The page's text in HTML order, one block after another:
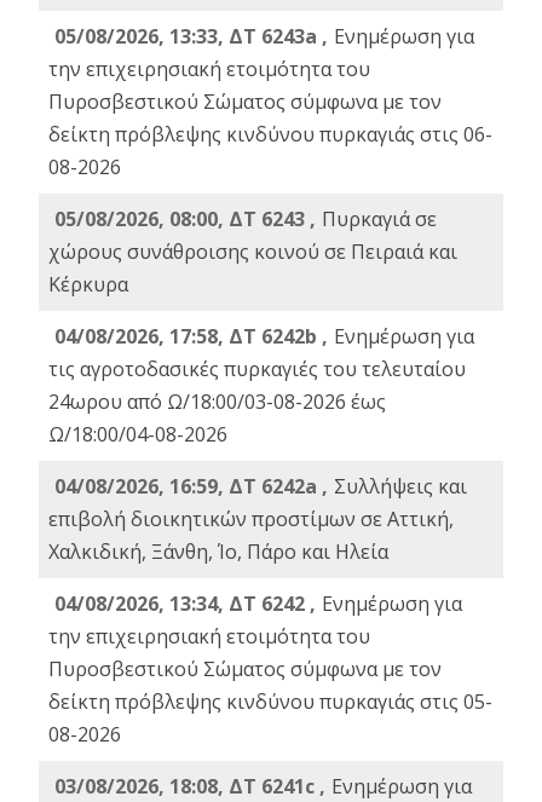
05/08/2026, 13:33, ΔΤ 6243a , Ενημέρωση για
την επιχειρησιακή ετοιμότητα του
Πυροσβεστικού Σώματος σύμφωνα με τον
δείκτη πρόβλεψης κινδύνου πυρκαγιάς στις 06-
08-2026
05/08/2026, 08:00, ΔΤ 6243 , Πυρκαγιά σε
χώρους συνάθροισης κοινού σε Πειραιά και
Κέρκυρα
04/08/2026, 17:58, ΔΤ 6242b , Ενημέρωση για
τις αγροτοδασικές πυρκαγιές του τελευταίου
24ωρου από Ω/18:00/03-08-2026 έως
Ω/18:00/04-08-2026
04/08/2026, 16:59, ΔΤ 6242a , Συλλήψεις και
επιβολή διοικητικών προστίμων σε Αττική,
Χαλκιδική, Ξάνθη, Ίο, Πάρο και Ηλεία
04/08/2026, 13:34, ΔΤ 6242 , Ενημέρωση για
την επιχειρησιακή ετοιμότητα του
Πυροσβεστικού Σώματος σύμφωνα με τον
δείκτη πρόβλεψης κινδύνου πυρκαγιάς στις 05-
08-2026
03/08/2026, 18:08, ΔΤ 6241c , Ενημέρωση για